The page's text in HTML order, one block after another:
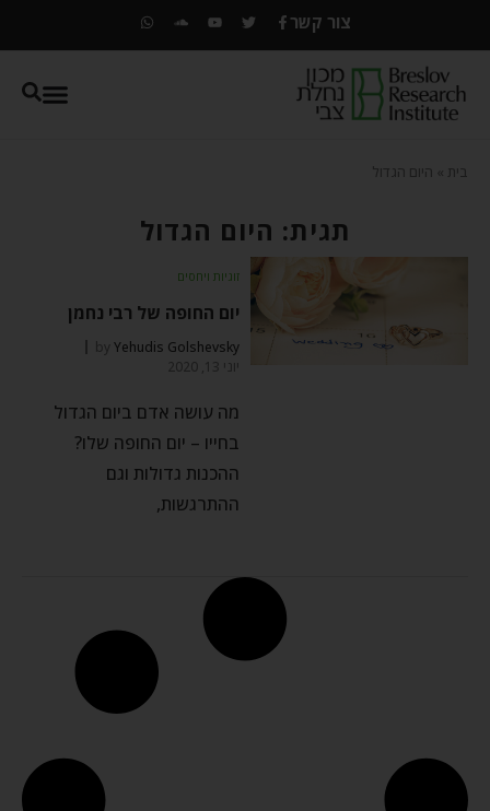
צור קשר
בית היום הגדול
תגית: היום הגדול
זוגיות ויחסים
יום החופה של רבי נחמן
byYehudis Golshevsky
יוני 13, 2020
מה עושה אדם ביום הגדול
בחייו – יום החופה שלו?
ההכנות גדולות וגם
ההתרגשות,